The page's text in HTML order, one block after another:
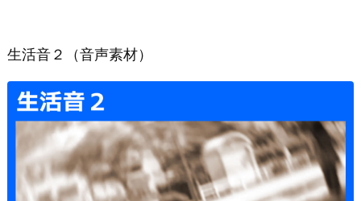
生活音２（音声素材）